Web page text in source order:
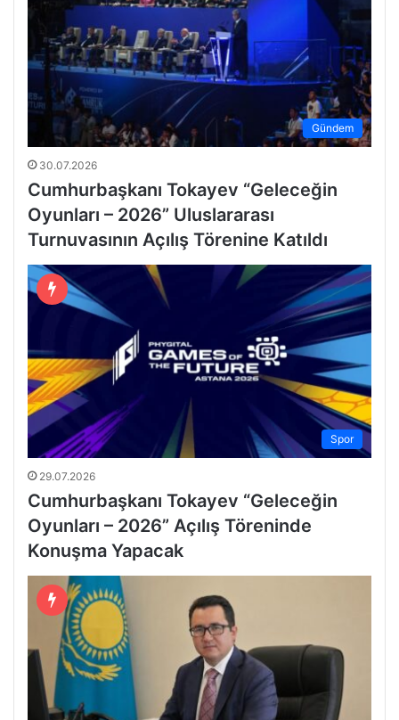
Gündem
30.07.2026
Cumhurbaşkanı Tokayev “Geleceğin
Oyunları – 2026” Uluslararası
Turnuvasının Açılış Törenine Katıldı
Spor
29.07.2026
Cumhurbaşkanı Tokayev “Geleceğin
Oyunları – 2026” Açılış Töreninde
Konuşma Yapacak